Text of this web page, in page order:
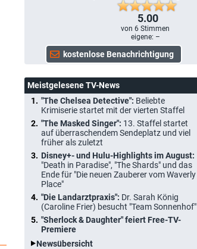
5.00
von6 Stimmen
eigene: –
Meistgelesene TV-News
"The Chelsea Detective": Beliebte
Krimiserie startet mit der vierten Staffel
"The Masked Singer": 13. Staffel startet
auf überraschendem Sendeplatz und viel
früher als zuletzt
Disney+- und Hulu-Highlights im August:
"Death in Paradise", "The Shards" und das
Ende für "Die neuen Zauberer vom Waverly
Place"
"Die Landarztpraxis": Dr. Sarah König
(Caroline Frier) besucht "Team Sonnenhof"
"Sherlock & Daughter" feiert Free-TV-
Premiere
Newsübersicht